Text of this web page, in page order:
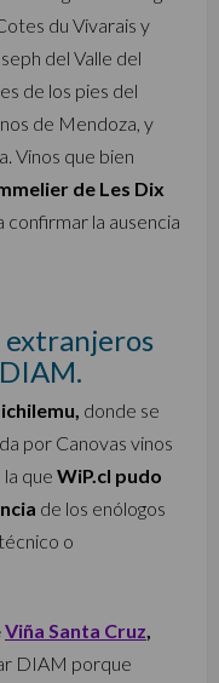
du Vivarais y
del Valle del
de los pies del
de Mendoza, y
Vinos que bien
de Les Dix
la ausencia
extranjeros
donde se
por Canovas vinos
que WiP.cl pudo
de los enólogos
o
Viña Santa Cruz,
DIAM porque